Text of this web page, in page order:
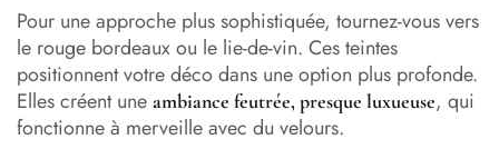
Pour une approche plus sophistiquée, tournez-vous vers
le rouge bordeaux ou le lie-de-vin. Ces teintes
positionnent votre déco dans une option plus profonde.
Elles créent une ambiance feutrée, presque luxueuse, qui
fonctionne à merveille avec du velours.